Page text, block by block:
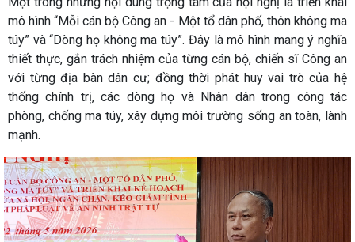
mô hình “Mỗi cán bộ Công an - Một tổ dân phố, thôn không ma
túy” và “Dòng họ không ma túy”. Đây là mô hình mang ý nghĩa
thiết thực, gắn trách nhiệm của từng cán bộ, chiến sĩ Công an
với từng địa bàn dân cư; đồng thời phát huy vai trò của hệ
thống chính trị, các dòng họ và Nhân dân trong công tác
phòng, chống ma túy, xây dựng môi trường sống an toàn, lành
mạnh.